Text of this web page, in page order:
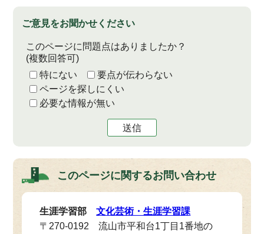
ご意見をお聞かせください
このページに問題点はありましたか？
(複数回答可)
特にない
要点が伝わらない
ページを探しにくい
必要な情報が無い
送信
このページに関するお問い合わせ
生涯学習部文化芸術・生涯学習課
〒270-0192 流山市平和台1丁目1番地の